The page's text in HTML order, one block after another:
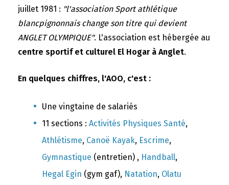
juillet 1981 : "l'association Sport athlétique
blancpignonnais change son titre qui devient
ANGLET OLYMPIQUE". L'association est hébergée au
centre sportif et culturel El Hogar à Anglet.
En quelques chiffres, l'AOO, c'est :
Une vingtaine de salariés
11 sections : Activités Physiques Santé,
Athlétisme, Canoë Kayak, Escrime,
Gymnastique (entretien) , Handball,
Hegal Egin (gym gaf), Natation, Olatu